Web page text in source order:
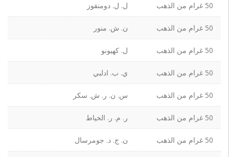
50 غرام من الذهب ل. ل. دومنقوز
50 غرام من الذهب ن. ش. منور
50 غرام من الذهب ل. كهيونو
50 غرام من الذهب ي. ب. ادلبي
50 غرام من الذهب س. ن. ر. ش. سكر
50 غرام من الذهب ر. م. ر. الخياط
50 غرام من الذهب ن. ج. د. جومرسال